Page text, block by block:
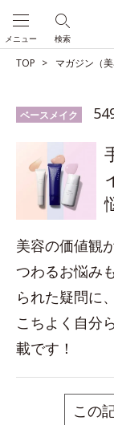
検索
メニュー
TOP マガジン（
ベースメイク
美容の価値観
つわるお悩み
られた疑問に
こちよく自分
載です！
この